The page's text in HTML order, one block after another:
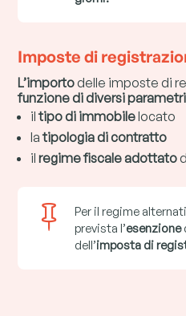
Imposte di
L’importodelle imposte di
funzione di diversi
iltipo di immobilelocato
latipologia di contratto
ilregime fiscale adottato
 Per il regime
prevista l’esenzione
dell’imposta di